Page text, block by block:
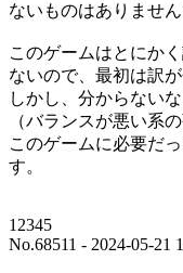
ないものはありません
このゲームはとにか
ないので、最初は訳が
しかし、分からない
（バランスが悪い系
このゲームに必要だ
す。
12345
No.68511 - 2024-05-21